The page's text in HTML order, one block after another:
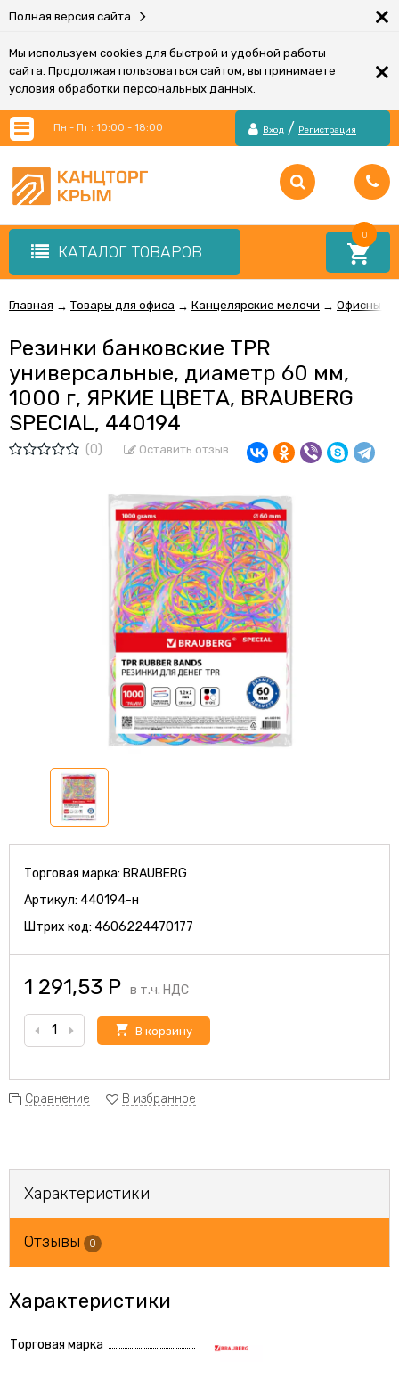
Полная версия сайта ×
Мы используем cookies для быстрой и удобной работы
сайта. Продолжая пользоваться сайтом, вы принимаете
условия обработки персональных данных.
×
Пн - Пт : 10:00 - 18:00 Вход / Регистрация
КАТАЛОГ ТОВАРОВ
0
Главная → Товары для офиса → Канцелярские мелочи → Офисные
Резинки банковские TPR
универсальные, диаметр 60 мм,
1000 г, ЯРКИЕ ЦВЕТА, BRAUBERG
SPECIAL, 440194
(0) Оставить отзыв
Торговая марка: BRAUBERG
Артикул: 440194-н
Штрих код: 4606224470177
1 291,53 Р в т.ч. НДС
В корзину
Сравнение В избранное
Характеристики
Отзывы 0
Характеристики
Торговая марка